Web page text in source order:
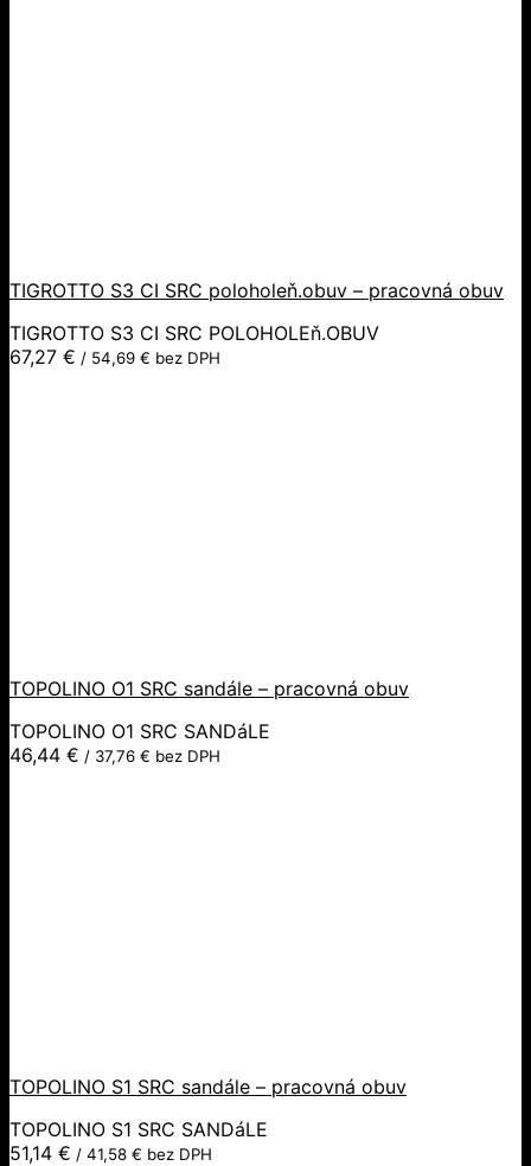
TIGROTTO S3 CI SRC poloholeň.obuv – pracovná obuv
TIGROTTO S3 CI SRC POLOHOLEň.OBUV
67,27 € / 54,69 € bez DPH
TOPOLINO O1 SRC sandále – pracovná obuv
TOPOLINO O1 SRC SANDáLE
46,44 € / 37,76 € bez DPH
TOPOLINO S1 SRC sandále – pracovná obuv
TOPOLINO S1 SRC SANDáLE
51,14 € / 41,58 € bez DPH